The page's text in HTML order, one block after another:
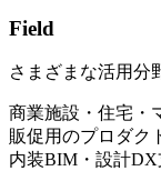
Field
さまざまな活用分
商業施設・住宅・
販促用のプロダク
内装BIM・設計DX